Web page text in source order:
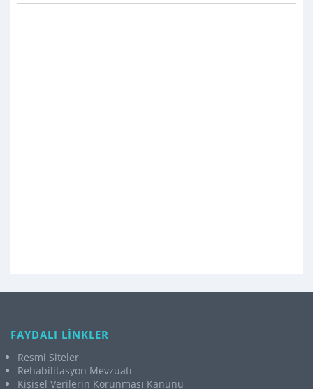
FAYDALI LİNKLER
Resmi Siteler
Rehabilitasyon Mevzuatı
Kişisel Verilerin Korunması Kanunu